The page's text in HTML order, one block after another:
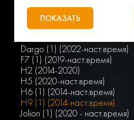
Dargo (1) (2022-наст.время)
F7 (1) (2019-наст.время)
H2 (2014-2020)
H5 (2020-наст.время)
H6 (1) (2014-наст.время)
H9 (1) (2014-наст.время)
Jolion (1) (2020 - наст.время)